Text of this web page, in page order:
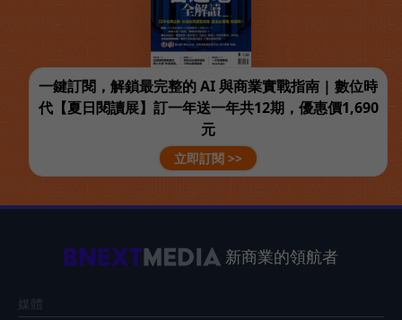
一鍵訂閱，解鎖最完整的 AI 與商業實戰指南 | 數位時
代【夏日閱讀展】訂一年送一年共12期，優惠價1,690
元
立即訂閱 >>
新商業的領航者
媒體